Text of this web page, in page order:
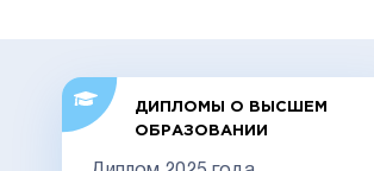
ДИПЛОМЫ О ВЫСШЕМ
ОБРАЗОВАНИИ